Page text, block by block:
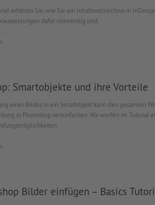
erfahren Sie, wie Sie ein Inhaltsverzeichnis in
dafür notwendig sind.
Smartobjekte und ihre Vorteile
eines Bildes in ein Smartobjekt kann den gesamten
in Photoshop vereinfachen. Wir werfen im Tutorial
Bilder einfügen – Basics